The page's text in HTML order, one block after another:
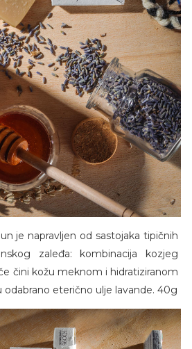
je napravljen od sastojaka tipičnih
zaleđa: kombinacija kozjeg
čini kožu meknom i hidratiziranom
eterično ulje lavande. 40g